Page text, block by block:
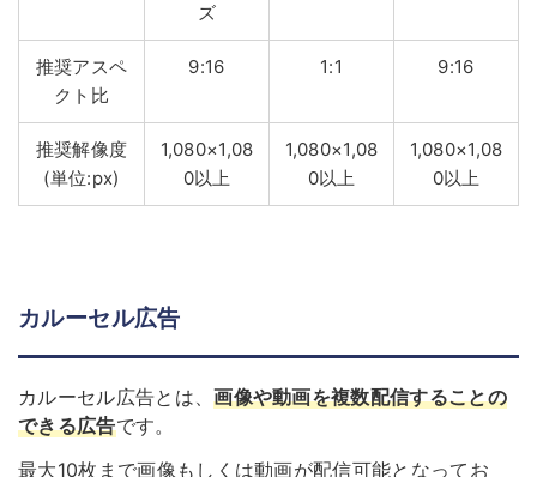
ズ
推奨アスペ
クト比
9:16 1:1 9:16
推奨解像度
(単位:px)
1,080×1,08
0以上
1,080×1,08
0以上
1,080×1,08
0以上
カルーセル広告
カルーセル広告とは、画像や動画を複数配信することの
できる広告です。
最大10枚まで画像もしくは動画が配信可能となってお